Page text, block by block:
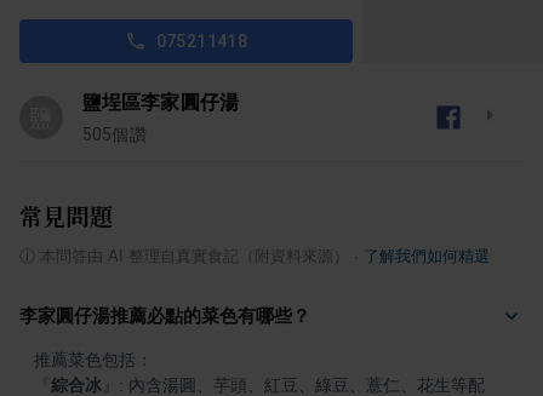
075211418
鹽埕區李家圓仔湯
505個讚
常見問題
本問答由 AI 整理自真實食記（附資料來源） 了解我們如何精選
李家圓仔湯推薦必點的菜色有哪些？
綜合冰
: 內含湯圓、芋頭、紅豆、綠豆、薏仁、花生等配